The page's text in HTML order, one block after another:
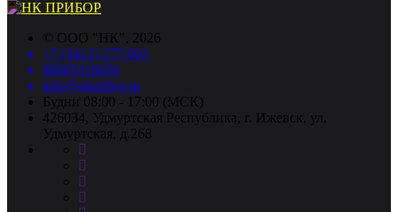
© ООО "НК", 2026
+7 (3412) 277-001
88005118036
info@nkpribor.ru
Будни 08:00 - 17:00 (МСК)
426034, Удмуртская Республика, г. Ижевск, ул.
Удмуртская, д.268